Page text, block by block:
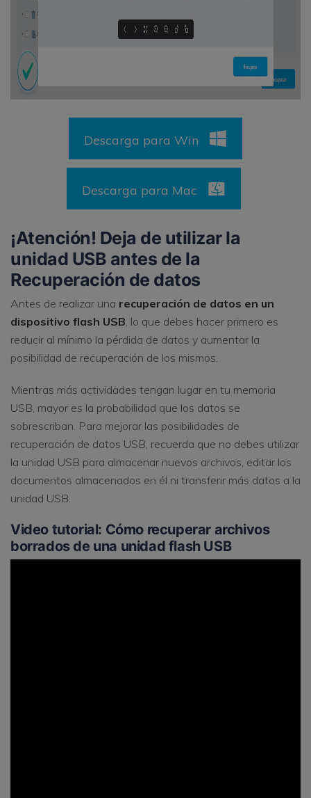
Descarga para Win
Descarga para Mac
¡Atención! Deja de utilizar la
unidad USB antes de la
Recuperación de datos
Antes de realizar una recuperación de datos en un
dispositivo flash USB, lo que debes hacer primero es
reducir al mínimo la pérdida de datos y aumentar la
posibilidad de recuperación de los mismos.
Mientras más actividades tengan lugar en tu memoria
USB, mayor es la probabilidad que los datos se
sobrescriban. Para mejorar las posibilidades de
recuperación de datos USB, recuerda que no debes utilizar
la unidad USB para almacenar nuevos archivos, editar los
documentos almacenados en él ni transferir más datos a la
unidad USB.
Video tutorial: Cómo recuperar archivos
borrados de una unidad flash USB